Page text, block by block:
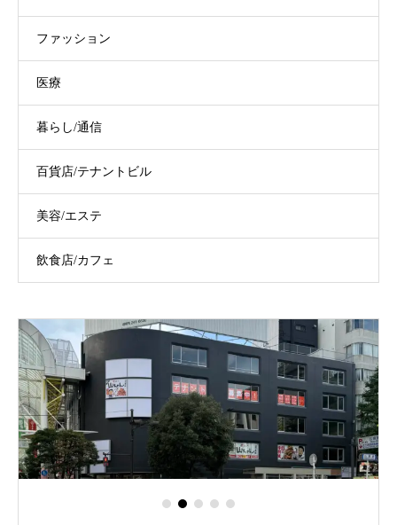
ファッション
医療
暮らし/通信
百貨店/テナントビル
美容/エステ
飲食店/カフェ